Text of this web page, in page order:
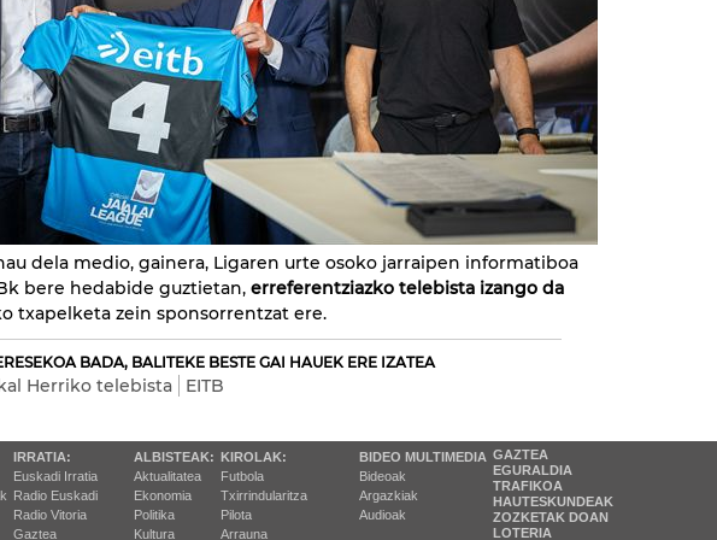
dela medio, gainera, Ligaren urte osoko jarraipen informatiboa
bere hedabide guztietan, erreferentziazko telebista izango da
txapelketa zein sponsorrentzat ere.
BADA, BALITEKE BESTE GAI HAUEK ERE IZATEA
Herriko telebista EITB
IRRATIA:
Euskadi Irratia
Radio Euskadi
Radio Vitoria
Gaztea
ALBISTEAK:
Aktualitatea
Ekonomia
Politika
Kultura
KIROLAK:
Futbola
Txirrindularitza
Pilota
Arrauna
BIDEO MULTIMEDIA
Bideoak
Argazkiak
Audioak
GAZTEA
EGURALDIA
TRAFIKOA
HAUTESKUNDEAK
ZOZKETAK DOAN
LOTERIA